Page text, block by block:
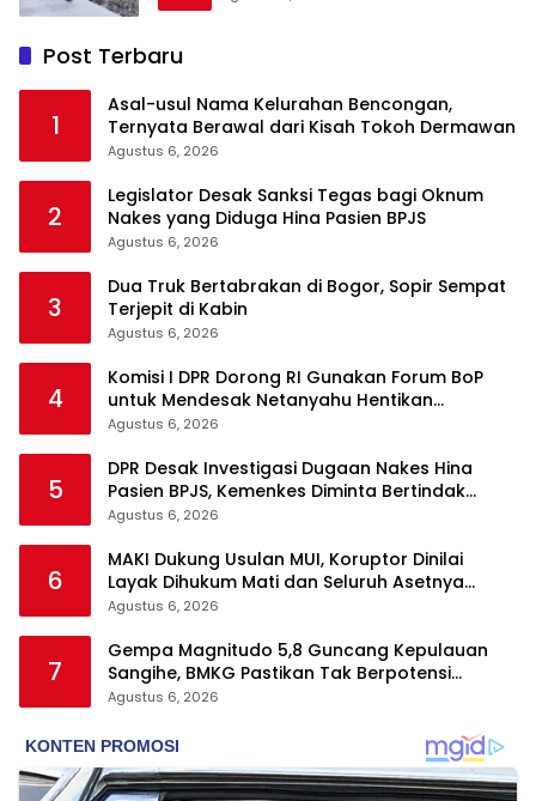
Post Terbaru
1
Asal-usul Nama Kelurahan Bencongan,
Ternyata Berawal dari Kisah Tokoh Dermawan
Agustus 6, 2026
2
Legislator Desak Sanksi Tegas bagi Oknum
Nakes yang Diduga Hina Pasien BPJS
Agustus 6, 2026
3
Dua Truk Bertabrakan di Bogor, Sopir Sempat
Terjepit di Kabin
Agustus 6, 2026
4
Komisi I DPR Dorong RI Gunakan Forum BoP
untuk Mendesak Netanyahu Hentikan
Serangan ke Gaza
Agustus 6, 2026
5
DPR Desak Investigasi Dugaan Nakes Hina
Pasien BPJS, Kemenkes Diminta Bertindak
Tegas
Agustus 6, 2026
6
MAKI Dukung Usulan MUI, Koruptor Dinilai
Layak Dihukum Mati dan Seluruh Asetnya
Dirampas
Agustus 6, 2026
7
Gempa Magnitudo 5,8 Guncang Kepulauan
Sangihe, BMKG Pastikan Tak Berpotensi
Tsunami
Agustus 6, 2026